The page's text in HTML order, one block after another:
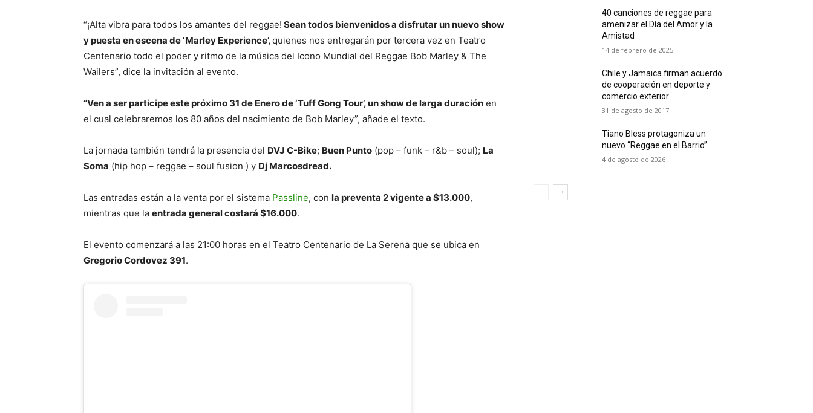
“¡Alta vibra para todos los amantes del reggae! Sean todos bienvenidos a disfrutar un nuevo show
y puesta en escena de ‘Marley Experience’,quienes nos entregarán por tercera vez en Teatro
Centenario todo el poder y ritmo de la música del Icono Mundial del Reggae Bob Marley & The
Wailers”, dice la invitación al evento.
“Ven a ser participe este próximo 31 de Enero de ‘Tuff Gong Tour’, un show de larga duración en
el cual celebraremos los 80 años del nacimiento de Bob Marley”, añade el texto.
La jornada también tendrá la presencia del DVJ C-Bike; Buen Punto (pop – funk – r&b – soul); La
Soma (hip hop – reggae – soul fusion ) y Dj Marcosdread.
Las entradas están a la venta por el sistema Passline, con la preventa 2 vigente a $13.000,
mientras que la entrada general costará $16.000.
El evento comenzará a las 21:00 horas en el Teatro Centenario de La Serena que se ubica en
Gregorio Cordovez 391.
40 canciones de reggae para
amenizar el Día del Amor y la
Amistad
14 de febrero de 2025
Chile y Jamaica firman acuerdo
de cooperación en deporte y
comercio exterior
31 de agosto de 2017
Tiano Bless protagoniza un
nuevo “Reggae en el Barrio”
4 de agosto de 2026